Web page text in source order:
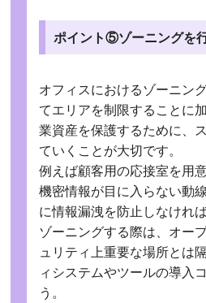
ポイント⑤ゾーニングを
オフィスにおけるゾーニン
てエリアを制限することに
業資産を保護するために、
ていくことが大切です。
例えば顧客用の応接室を用
機密情報が目に入らない動
に情報漏洩を防止しなけれ
ゾーニングする際は、オー
ュリティ上重要な場所とは
ィシステムやツールの導入
う。